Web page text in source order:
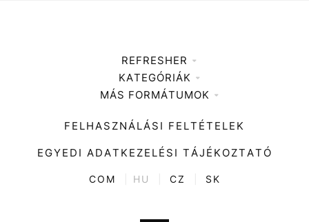
REFRESHER
Médiaajánlat
KATEGÓRIÁK
Zene
Divat
Kultúra
ENTR
MÁS FORMÁTUMOK
FELHASZNÁLÁSI FELTÉTELEK
EGYEDI ADATKEZELÉSI TÁJÉKOZTATÓ
COM HU CZ SK